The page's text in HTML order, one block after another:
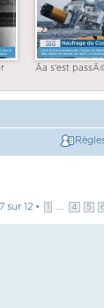
Ãa s'est
7 sur 12 • 1 4 5